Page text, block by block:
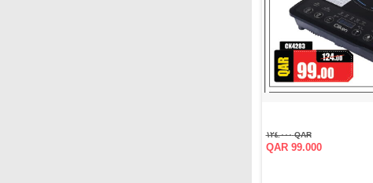
QAR ١٢٤.٠٠٠
QAR 99.000